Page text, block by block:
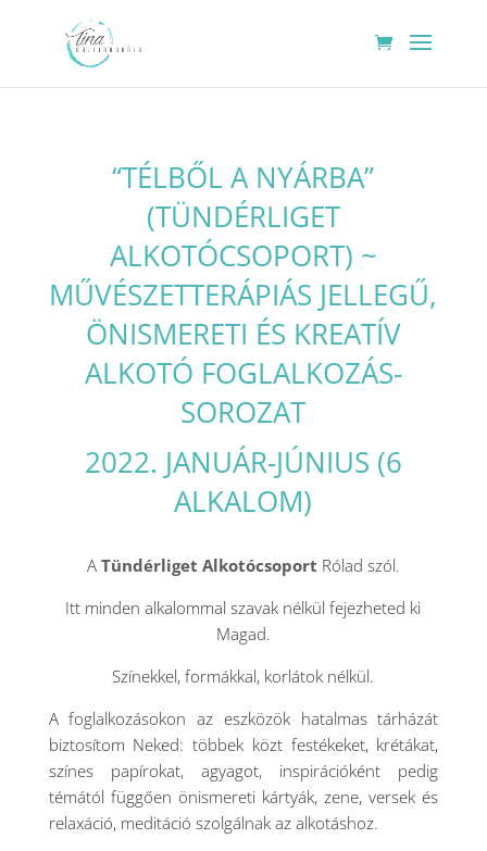
“TÉLBŐL A NYÁRBA”
(TÜNDÉRLIGET
ALKOTÓCSOPORT) ~
MŰVÉSZETTERÁPIÁS JELLEGŰ,
ÖNISMERETI ÉS KREATÍV
ALKOTÓ FOGLALKOZÁS-
SOROZAT
2022. JANUÁR-JÚNIUS (6
ALKALOM)
A Tündérliget Alkotócsoport Rólad szól.
Itt minden alkalommal szavak nélkül fejezheted ki
Magad.
Színekkel, formákkal, korlátok nélkül.
A foglalkozásokon az eszközök hatalmas tárházát
biztosítom Neked: többek közt festékeket, krétákat,
színes papírokat, agyagot, inspirációként pedig
témától függően önismereti kártyák, zene, versek és
relaxáció, meditáció szolgálnak az alkotáshoz.